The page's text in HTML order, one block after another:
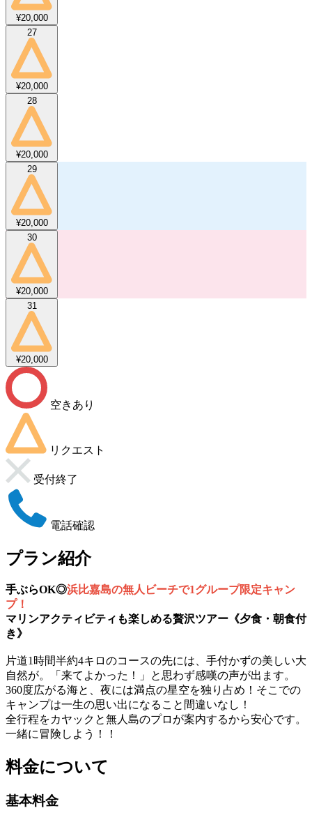
¥20,000
27
¥20,000
28
¥20,000
29
¥20,000
30
¥20,000
31
¥20,000
空きあり
リクエスト
受付終了
電話確認
プラン紹介
手ぶらOK◎浜比嘉島の無人ビーチで1グループ限定キャン
プ！
マリンアクティビティも楽しめる贅沢ツアー《夕食・朝食付
き》
片道1時間半約4キロのコースの先には、手付かずの美しい大
自然が。「来てよかった！」と思わず感嘆の声が出ます。
360度広がる海と、夜には満点の星空を独り占め！そこでの
キャンプは一生の思い出になること間違いなし！
全行程をカヤックと無人島のプロが案内するから安心です。
一緒に冒険しよう！！
料金について
基本料金